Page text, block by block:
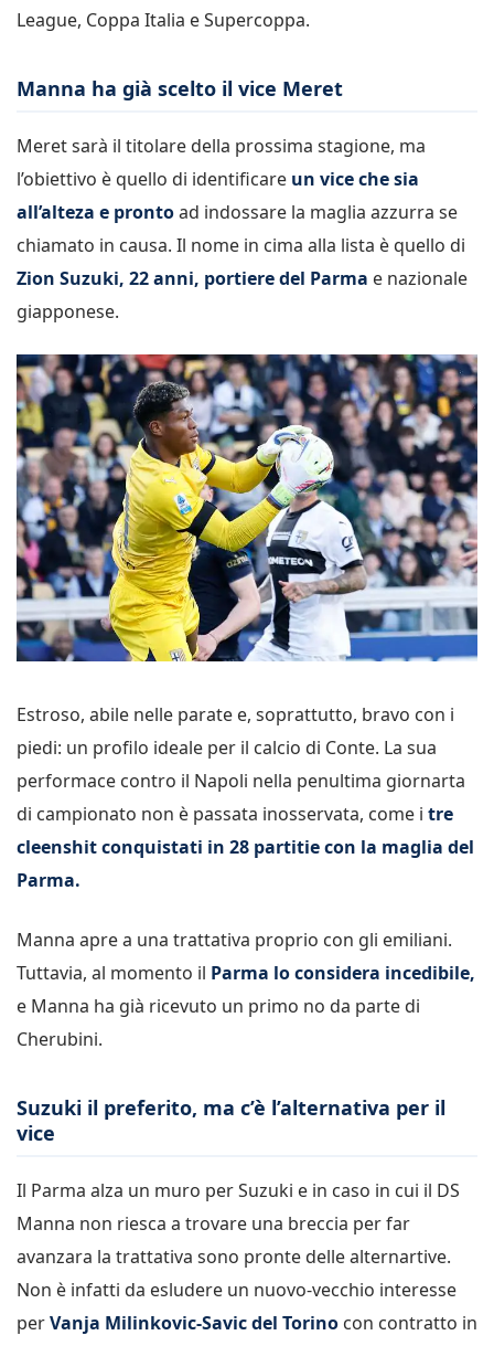
League, Coppa Italia e Supercoppa.
Manna ha già scelto il vice Meret
Meret sarà il titolare della prossima stagione, ma
l’obiettivo è quello di identificare un vice che sia
all’alteza e prontoad indossare la maglia azzurra se
chiamato in causa. Il nome in cima alla lista è quello di
Zion Suzuki, 22 anni, portiere del Parma e nazionale
giapponese.
Estroso, abile nelle parate e, soprattutto, bravo con i
piedi: un profilo ideale per il calcio di Conte. La sua
performace contro il Napoli nella penultima giornarta
di campionato non è passata inosservata, come i tre
cleenshit conquistati in 28 partitie con la maglia del
Parma.
Manna apre a una trattativa proprio con gli emiliani.
Tuttavia, al momento il Parma lo considera incedibile,
e Manna ha già ricevuto un primo no da parte di
Cherubini.
Suzuki il preferito, ma c’è l’alternativa per il
vice
Il Parma alza un muro per Suzuki e in caso in cui il DS
Manna non riesca a trovare una breccia per far
avanzara la trattativa sono pronte delle alternartive.
Non è infatti da esludere un nuovo-vecchio interesse
perVanja Milinkovic-Savic del Torino con contratto in